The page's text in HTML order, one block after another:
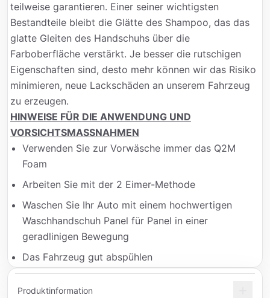
teilweise garantieren. Einer seiner wichtigsten
Bestandteile bleibt die Glätte des Shampoo, das das
glatte Gleiten des Handschuhs über die
Farboberfläche verstärkt. Je besser die rutschigen
Eigenschaften sind, desto mehr können wir das Risiko
minimieren, neue Lackschäden an unserem Fahrzeug
zu erzeugen.
HINWEISE FÜR DIE ANWENDUNG UND
VORSICHTSMASSNAHMEN
Verwenden Sie zur Vorwäsche immer das Q2M
Foam
Arbeiten Sie mit der 2 Eimer-Methode
Waschen Sie Ihr Auto mit einem hochwertigen
Waschhandschuh Panel für Panel in einer
geradlinigen Bewegung
Das Fahrzeug gut abspühlen
Produktinformation